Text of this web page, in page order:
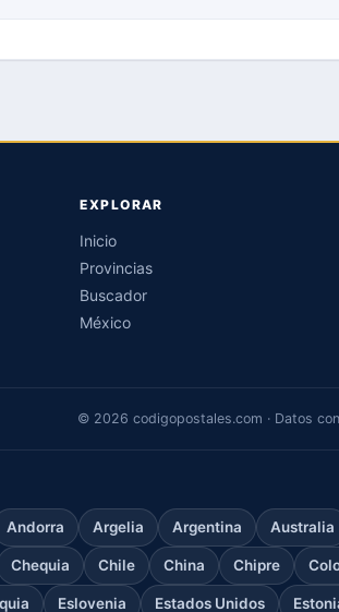
EXPLORAR
Inicio
Provincias
Buscador
México
© 2026 codigopostales.com · Datos
Andorra Argelia Argentina Australia
Chequia Chile China Chipre
Eslovenia Estados Unidos